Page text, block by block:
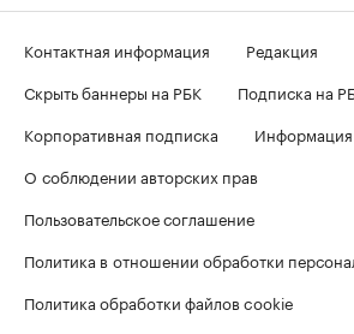
Контактная информация
Редакция
Скрыть баннеры на РБК
Подписка на
Корпоративная подписка
Информация
О соблюдении авторских прав
Пользовательское соглашение
Политика в отношении обработки
Политика обработки файлов cookie